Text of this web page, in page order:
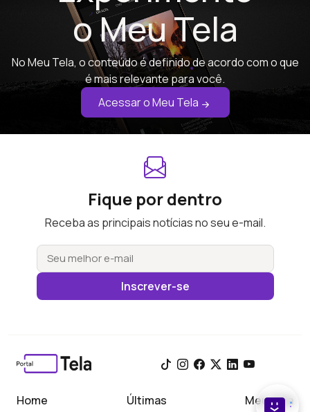
o Meu Tela
No Meu Tela, o conteúdo é definido de acordo com o que
é mais relevante para você.
Acessar o Meu Tela
Fique por dentro
Receba as principais notícias no seu e-mail.
Inscrever-se
Home Últimas Meu Tela